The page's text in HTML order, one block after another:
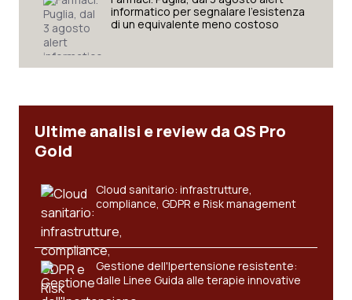
Psoriasi & pelle
Quotidiano Chirurgia
Quotidiano Pediatria
Rene & patologie urogenitali
Salute orale & impianti
informatico per segnalare l’esistenza
di un equivalente meno costoso
Ultime analisi e review da QS Pro
Gold
Cloud sanitario: infrastrutture,
compliance, GDPR e Risk management
Gestione dell'Ipertensione resistente:
dalle Linee Guida alle terapie innovative